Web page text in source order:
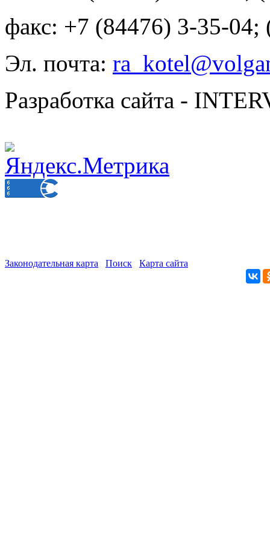
факс: +7 (84476) 3-35-04;
Эл. почта:
Разработка сайта -
Законодательная карта Поиск Карта сайта